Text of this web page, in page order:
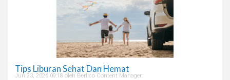
Tips Liburan Sehat Dan Hemat
Jun 23, 2026 09:18 oleh Berlico Content Manager